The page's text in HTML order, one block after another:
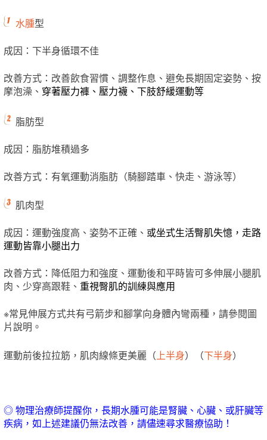
水腫型
成因：下半身循環不佳
改善方式：改善飲食習慣、調整作息、避免長期固定姿勢、按
摩泡澡、 穿著壓力褲、壓力襪、 下肢舒緩運動等
脂肪型
成因：脂肪堆積過多
改善方式：有氧運動消脂肪（騎腳踏車、快走、游泳等）
肌肉型
成因：運動強度高、姿勢不正確、 或坐式生活臀肌失憶，走路
運動皆靠小腿出力
改善方式：降低阻力和強度、運動後和平時皆可多伸展小腿肌
肉、少穿高跟鞋、 重視臀肌的訓練與應用
※常見伸展方式共有弓箭步和腳掌向身體內彎兩種，請參閱圖
片說明。
運動前後拉拉筋，肌肉線條更美麗（上半身）（下半身）
◎物理治療師提醒你，長期水腫可能是腎臟、心臟、或肝臟等
疾病，如上述建議仍無法改善，請儘速尋求醫療協助！